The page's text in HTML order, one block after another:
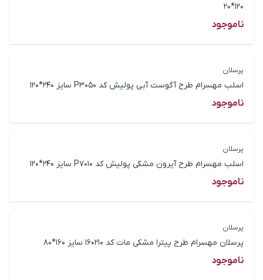
120*20
ناموجود
پرسلان
اسلب مهسرام طرح آگوست آبی پولیش کد P3050 سایز 240*120
ناموجود
پرسلان
اسلب مهسرام طرح آیرون مشکی پولیش کد P7010 سایز 240*120
ناموجود
پرسلان
پرسلان مهسرام طرح پیترا مشکی مات کد 160210 سایز 160*80
ناموجود